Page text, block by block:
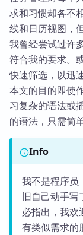
求和习惯却各不
线和日历视图，
我曾经尝试过许
符合我的要求。
快速筛选，以迅
本文的目的即使
习复杂的语法或
的语法，只需简
Info
我不是程序员
旧自己动手
必指出，我欢
有类似需求的